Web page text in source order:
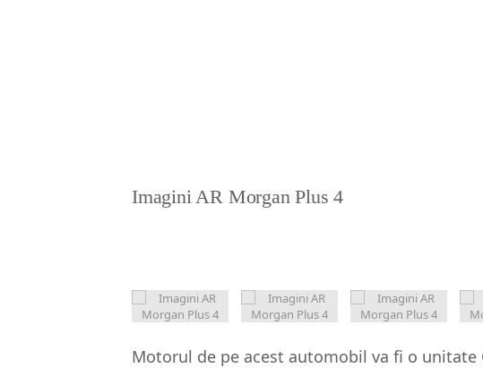
Imagini AR Morgan Plus 4
Motorul de pe acest automobil va fi o unitate